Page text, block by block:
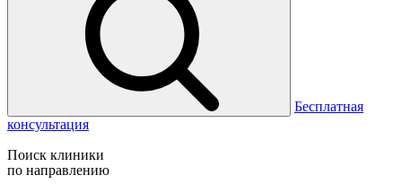
Бесплатная
консультация
Поиск клиники
по направлению